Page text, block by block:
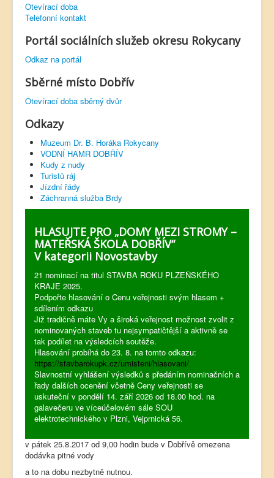
Otevírací doba
Telefonní kontakt
Portál sociálních služeb okresu Rokycany
Odkaz na portál
Sběrné místo Dobřív
Otevírací doba sběrný dvůr
Odkazy
Muzeum Dr. B. Horáka Rokycany
VODNÍ HAMR DOBŘÍV
Kudy z nudy
Turistů ráj
Jízdní řády
Záchranná služba Brdy
HLASUJTE PRO „DOMY MEZI STROMY –
MATEŘSKÁ ŠKOLA DOBŘÍV“
V kategorii Novostavby
21 nominací na titul STAVBA ROKU PLZEŇSKÉHO
KRAJE 2025.
Podpořte hlasování o Cenu veřejnosti svým hlasem +
sdílením odkazu
Již tradičně máte Vy a široká veřejnost možnost zvolit z
nominovaných staveb tu nejsympatičtější a aktivně se
tak podílet na výsledcích soutěže.
Hlasování probíhá do 23. 8. na tomto odkazu:
https://stavbarokupk.cz/umisteni/hlasovani/
Slavnostní vyhlášení výsledků s předáním nominačních a
řady dalších ocenění včetně Ceny veřejnosti se
uskuteční v pondělí 14. září 2026 od 18.00 hod. na
galavečeru ve víceúčelovém sále SOU
elektrotechnického v Plzni, Vejprnická 56.
v pátek 25.8.2017 od 9,00 hodin bude v Dobřívě omezena
dodávka pitné vody
a to na dobu nezbytně nutnou.